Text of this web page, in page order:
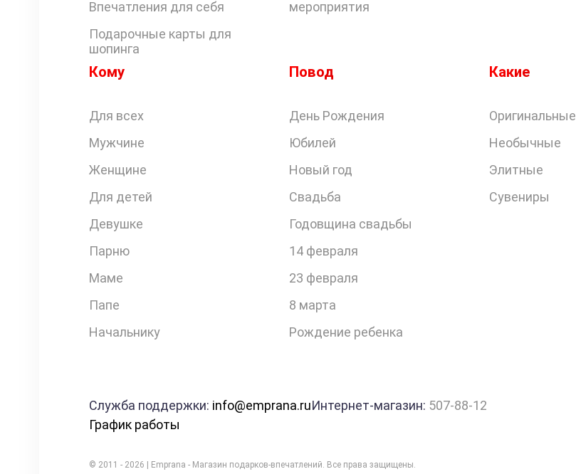
Впечатления для себя
Подарочные карты для
шопинга
мероприятия
Кому
Для всех
Мужчине
Женщине
Для детей
Девушке
Парню
Маме
Папе
Начальнику
Повод
День Рождения
Юбилей
Новый год
Свадьба
Годовщина свадьбы
14 февраля
23 февраля
8 марта
Рождение ребенка
Какие
Оригинальные
Необычные
Элитные
Сувениры
Служба поддержки: info@emprana.ru
График работы
Интернет-магазин: 507-88-12
© 2011 - 2026 | Emprana - Магазин подарков-впечатлений. Все права защищены.